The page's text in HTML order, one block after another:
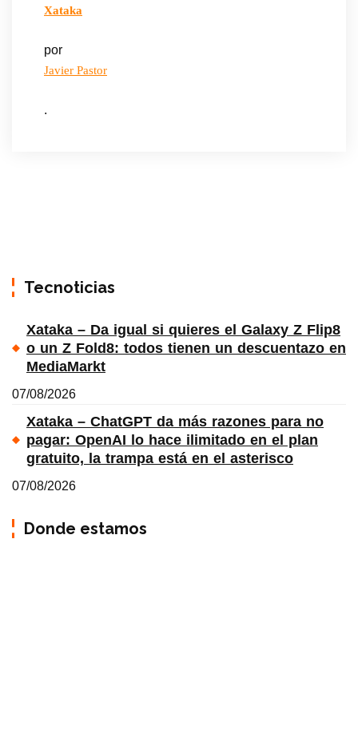
Xataka
por
Javier Pastor
.
Tecnoticias
Xataka – Da igual si quieres el Galaxy Z Flip8
o un Z Fold8: todos tienen un descuentazo en
MediaMarkt
07/08/2026
Xataka – ChatGPT da más razones para no
pagar: OpenAI lo hace ilimitado en el plan
gratuito, la trampa está en el asterisco
07/08/2026
Donde estamos